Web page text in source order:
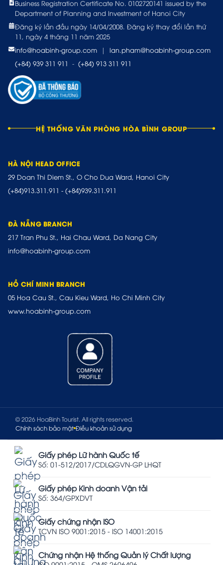
Business Registration Certificate No. 0102720141 issued by the
Department of Planning and Investment of Hanoi City
Đăng ký lần đầu ngày 14/04/2008. Đăng ký thay đổi lần thứ
11, ngày 4 tháng 11 năm 2025
info@hoabinh-group.com
|
lan.pham@hoabinh-group.com
(+84) 939 311 911 - (+84) 913 311 911
HỆ THỐNG VĂN PHÒNG HÒA BÌNH GROUP
HÀ NỘI HEAD OFFICE
29 Doan Thi Diem St., O Cho Dua Ward, Hanoi City
(+84)913.311.911 - (+84)939.311.911
ĐÀ NẴNG BRANCH
217 Tran Phu St., Hai Chau Ward, Da Nang City
info@hoabinh-group.com
HỒ CHÍ MINH BRANCH
05 Hoa Cau St., Cau Kieu Ward, Ho Chi Minh City
www.hoabinh-group.com
© 2026 HoaBinh Tourist. All rights reserved.
Chính sách bảo mật Điều khoản sử dụng
Giấy phép Lữ hành Quốc tế
Số: 01-512/2017/CDLQGVN-GP LHQT
Giấy phép Kinh doanh Vận tải
Số: 364/GPXDVT
Giấy chứng nhận ISO
TCVN ISO 9001:2015 - ISO 14001:2015
Chứng nhận Hệ thống Quản lý Chất lượng